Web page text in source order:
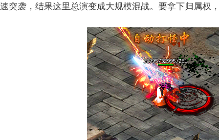
速突袭，结果这里总演变成大规模混战。要拿下归属权